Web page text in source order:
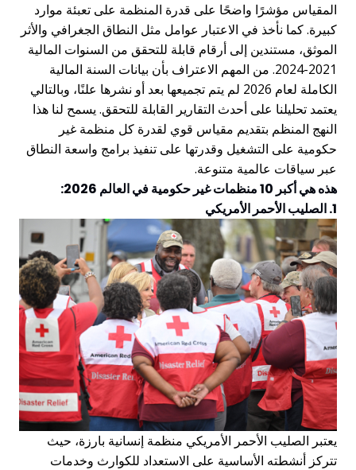
المقياس مؤشرًا واضحًا على قدرة المنظمة على تعبئة موارد
كبيرة. كما نأخذ في الاعتبار عوامل مثل النطاق الجغرافي والأثر
الموثق، مستندين إلى أرقام قابلة للتحقق من السنوات المالية
2021-2024. من المهم الاعتراف بأن بيانات السنة المالية
الكاملة لعام 2026 لم يتم تجميعها بعد أو نشرها علنًا، وبالتالي
يعتمد تحليلنا على أحدث التقارير القابلة للتحقق. يسمح لنا هذا
النهج المنظم بتقديم مقياس قوي لقدرة كل منظمة غير
حكومية على التشغيل وقدرتها على تنفيذ برامج واسعة النطاق
عبر سياقات عالمية متنوعة.
هذه هي أكبر 10 منظمات غير حكومية في العالم 2026:
1. الصليب الأحمر الأمريكي
يعتبر الصليب الأحمر الأمريكي منظمة إنسانية بارزة، حيث
تتركز أنشطته الأساسية على الاستعداد للكوارث وخدمات